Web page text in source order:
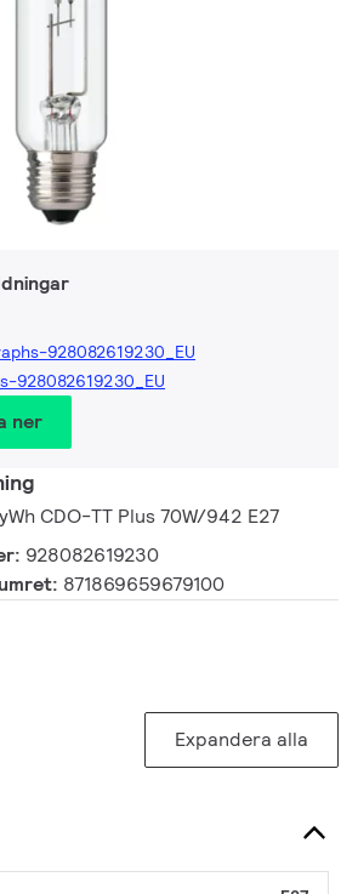
928082619230_EU
928082619230_EU
ner
CDO-TT Plus 70W/942 E27
928082619230
871869659679100
Expandera alla